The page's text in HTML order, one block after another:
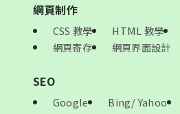
網頁制作
CSS 教學 HTML 教學
網頁寄存
網頁界面設計
SEO
Google Bing/ Yahoo